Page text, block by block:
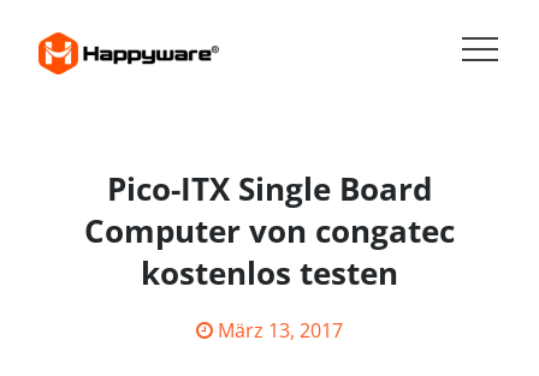
content
Pico-ITX Single Board
Computer von congatec
kostenlos testen
Posted
März 13, 2017